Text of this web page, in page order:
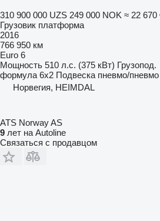
310 900 000 UZS 249 000 NOK ≈ 22 670
Грузовик платформа
2016
766 950 км
Euro 6
Мощность 510 л.с. (375 кВт) Грузопод.
формула 6x2 Подвеска пневмо/пневмо
Норвегия, HEIMDAL
ATS Norway AS
9 лет на Autoline
Связаться с продавцом